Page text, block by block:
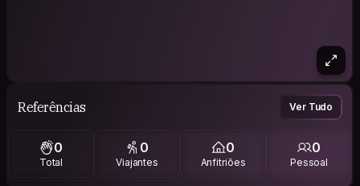
Referências Ver Tudo
0
Total
0
Viajantes
0
Anfitriões
0
Pessoal